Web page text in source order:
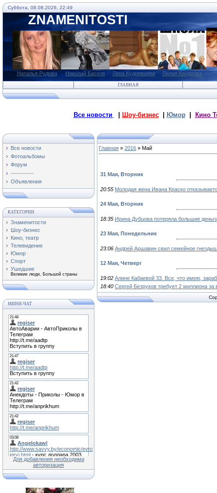
Суббота, 08.08.2026, 22:49
ZNAMENITOSTI
Наталья Рудова Николай Басков Лера Кудрявцева Лилия Кондрова
ГЛАВНАЯ
Все новости Шоу-бизнес| Юмор| Кино
Все новости
Фотоальбомы
Форум
------------
Объявления
КАТЕГОРИИ
Знаменитости
Шоу-бизнес
Кино, театр
Телевидение
Юмор
Спорт
Ушедшие
Великие люди, Большой страны
МИНИ-ЧАТ
Для добавления необходима
авторизация
Главная » 2016 » Май
31 Мая, Вторник
20:55 Молодая жена Ивана Краско
24 Мая, Вторник
18:35 Ирина Дубцова потеряла большие
23 Мая, Понедельник
23:06 Андрей Аршавин свил семейное
12 Мая, Четверг
19:02 Алине Кабаевой 33. Все, что имею,
18:40 Сергей Безруков требует 2 миллиона